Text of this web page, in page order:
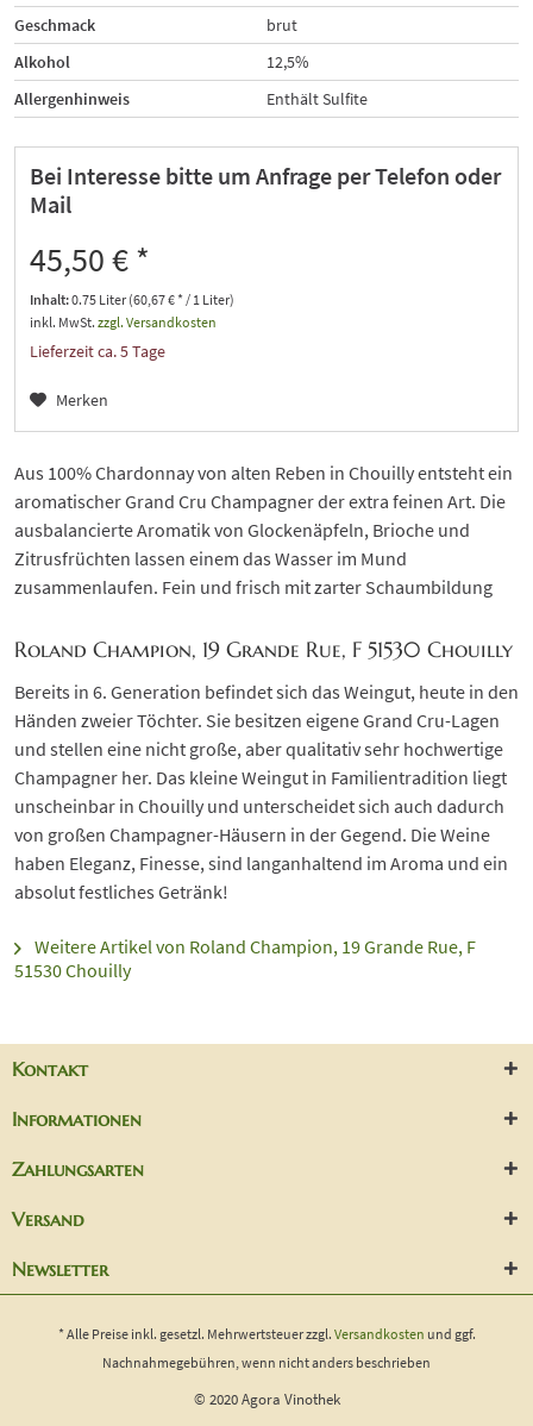
Geschmack
brut
Alkohol
12,5%
Allergenhinweis
Enthält Sulfite
Bei Interesse bitte um Anfrage per Telefon oder
Mail
45,50 € *
Inhalt:0.75 Liter (60,67 € * / 1 Liter)
inkl. MwSt. zzgl. Versandkosten
Lieferzeit ca. 5 Tage
Merken
Aus 100% Chardonnay von alten Reben in Chouilly entsteht ein
aromatischer Grand Cru Champagner der extra feinen Art. Die
ausbalancierte Aromatik von Glockenäpfeln, Brioche und
Zitrusfrüchten lassen einem das Wasser im Mund
zusammenlaufen. Fein und frisch mit zarter Schaumbildung
Roland Champion, 19 Grande Rue, F 51530 Chouilly
Bereits in 6. Generation befindet sich das Weingut, heute in den
Händen zweier Töchter. Sie besitzen eigene Grand Cru-Lagen
und stellen eine nicht große, aber qualitativ sehr hochwertige
Champagner her. Das kleine Weingut in Familientradition liegt
unscheinbar in Chouilly und unterscheidet sich auch dadurch
von großen Champagner-Häusern in der Gegend. Die Weine
haben Eleganz, Finesse, sind langanhaltend im Aroma und ein
absolut festliches Getränk!
Weitere Artikel von Roland Champion, 19 Grande Rue, F
51530 Chouilly
Kontakt
Informationen
Zahlungsarten
Versand
Newsletter
* Alle Preise inkl. gesetzl. Mehrwertsteuer zzgl. Versandkosten und ggf.
Nachnahmegebühren, wenn nicht anders beschrieben
© 2020 Agora Vinothek